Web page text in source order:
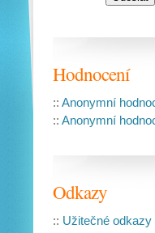
Hodnocení
:: Anonymní
:: Anonymní
Odkazy
:: Užitečné odkazy